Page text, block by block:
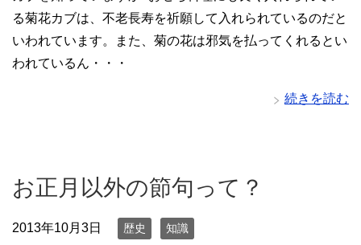
る菊花カブは、不老長寿を祈願して入れられているのだと
いわれています。また、菊の花は邪気を払ってくれるとい
われているん・・・
続きを読む
お正月以外の節句って？
2013年10月3日 歴史 知識